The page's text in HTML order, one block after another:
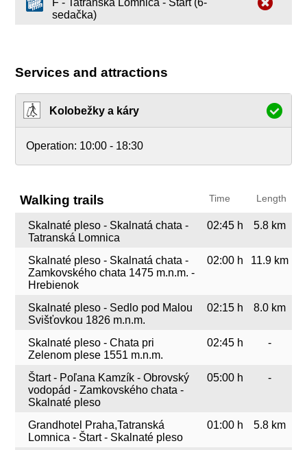
F - Tatranská Lomnica - Štart (6-
sedačka)
Services and attractions
Kolobežky a káry
Operation: 10:00 - 18:30
Walking trails Time Length
Skalnaté pleso - Skalnatá chata -
Tatranská Lomnica
02:45 h 5.8 km
Skalnaté pleso - Skalnatá chata -
Zamkovského chata 1475 m.n.m. -
Hrebienok
02:00 h 11.9 km
Skalnaté pleso - Sedlo pod Malou
Svišťovkou 1826 m.n.m.
02:15 h 8.0 km
Skalnaté pleso - Chata pri
Zelenom plese 1551 m.n.m.
02:45 h -
Štart - Poľana Kamzík - Obrovský
vodopád - Zamkovského chata -
Skalnaté pleso
05:00 h -
Grandhotel Praha,Tatranská
Lomnica - Štart - Skalnaté pleso
01:00 h 5.8 km